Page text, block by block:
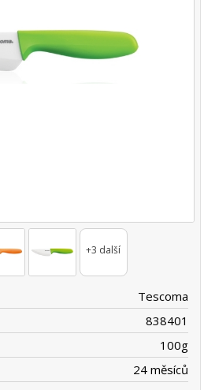
+3 další
Tescoma
838401
100g
24 měsíců